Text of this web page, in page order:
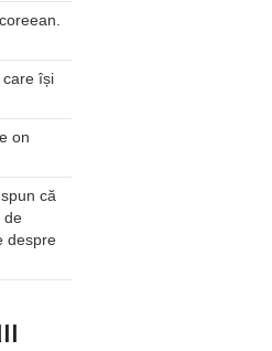
își
on
că
de
despre